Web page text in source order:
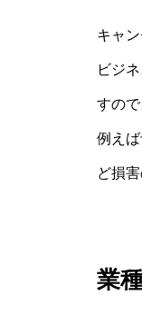
キャ
ビジ
すの
例え
ど損
業